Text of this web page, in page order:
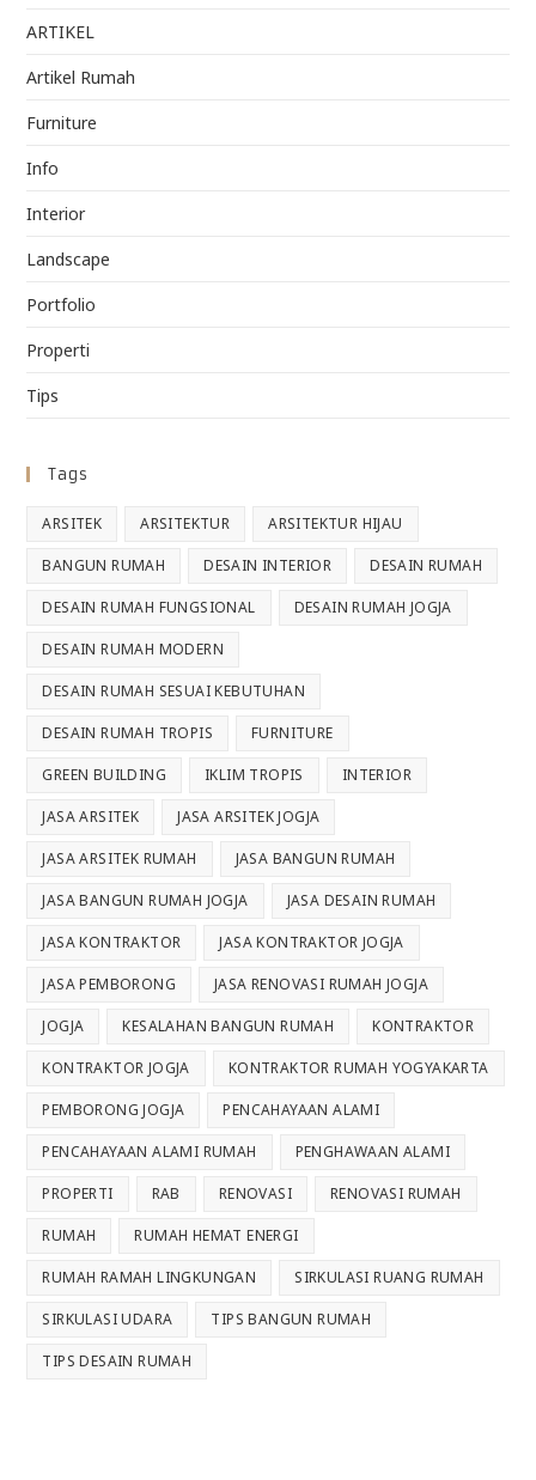
ARTIKEL
Artikel Rumah
Furniture
Info
Interior
Landscape
Portfolio
Properti
Tips
Tags
ARSITEK ARSITEKTUR ARSITEKTUR HIJAU
BANGUN RUMAH DESAIN INTERIOR DESAIN RUMAH
DESAIN RUMAH FUNGSIONAL DESAIN RUMAH JOGJA
DESAIN RUMAH MODERN
DESAIN RUMAH SESUAI KEBUTUHAN
DESAIN RUMAH TROPIS FURNITURE
GREEN BUILDING IKLIM TROPIS INTERIOR
JASA ARSITEK JASA ARSITEK JOGJA
JASA ARSITEK RUMAH JASA BANGUN RUMAH
JASA BANGUN RUMAH JOGJA JASA DESAIN RUMAH
JASA KONTRAKTOR JASA KONTRAKTOR JOGJA
JASA PEMBORONG JASA RENOVASI RUMAH JOGJA
JOGJA KESALAHAN BANGUN RUMAH KONTRAKTOR
KONTRAKTOR JOGJA KONTRAKTOR RUMAH YOGYAKARTA
PEMBORONG JOGJA PENCAHAYAAN ALAMI
PENCAHAYAAN ALAMI RUMAH PENGHAWAAN ALAMI
PROPERTI RAB RENOVASI RENOVASI RUMAH
RUMAH RUMAH HEMAT ENERGI
RUMAH RAMAH LINGKUNGAN SIRKULASI RUANG RUMAH
SIRKULASI UDARA TIPS BANGUN RUMAH
TIPS DESAIN RUMAH